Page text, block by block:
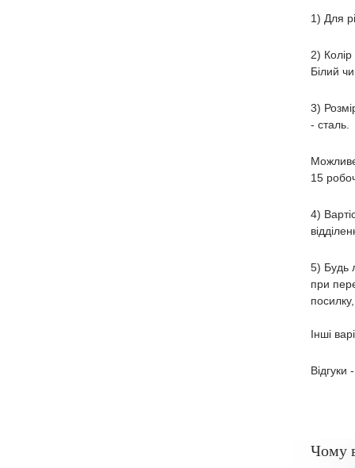
1) Для
2)
Білий
3)
- сталь.
15
4)
5) Будь
при
Інші
Відгуки
Чому